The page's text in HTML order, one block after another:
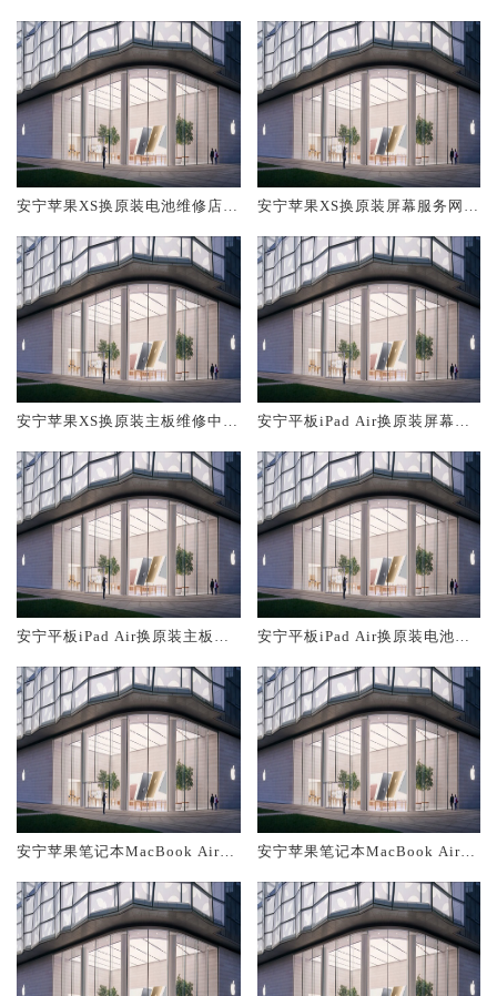
安宁苹果XS换原装电池维修店大
安宁苹果XS换原装屏幕服务网点
安宁苹果XS换原装主板维修中心
安宁平板iPad Air换原装屏幕服
安宁平板iPad Air换原装主板维
安宁平板iPad Air换原装电池维
安宁苹果笔记本MacBook Air换
安宁苹果笔记本MacBook Air换